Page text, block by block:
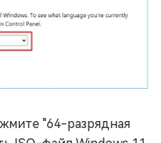
"64-разрядная